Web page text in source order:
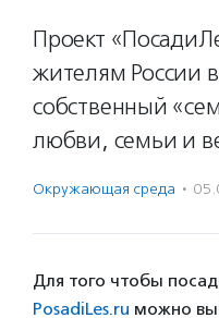
Проект
жителям России
собственный
любви, семьи и
Окружающая среда ·
Для того чтобы
PosadiLes.ru можно